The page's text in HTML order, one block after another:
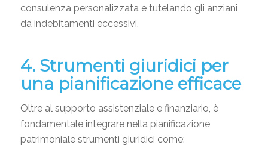
consulenza personalizzata e tutelando gli anziani
da indebitamenti eccessivi.
4. Strumenti giuridici per
una pianificazione efficace
Oltre al supporto assistenziale e finanziario, è
fondamentale integrare nella pianificazione
patrimoniale strumenti giuridici come: